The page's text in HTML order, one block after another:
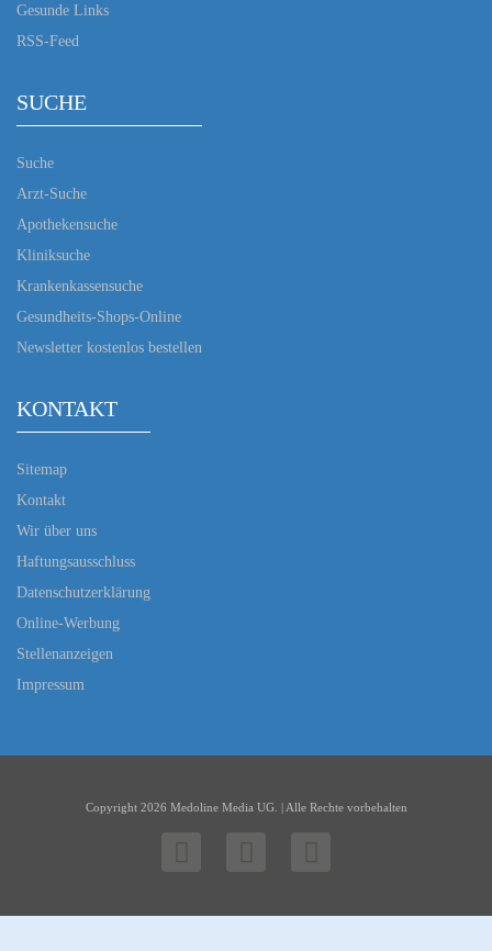
Gesunde Links
RSS-Feed
SUCHE
Suche
Arzt-Suche
Apothekensuche
Kliniksuche
Krankenkassensuche
Gesundheits-Shops-Online
Newsletter kostenlos bestellen
KONTAKT
Sitemap
Kontakt
Wir über uns
Haftungsausschluss
Datenschutzerklärung
Online-Werbung
Stellenanzeigen
Impressum
Copyright 2026 Medoline Media UG. | Alle Rechte vorbehalten